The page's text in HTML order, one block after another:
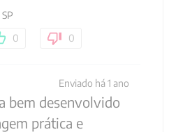
0 0
Enviado há 1 ano
bem desenvolvido
prática e